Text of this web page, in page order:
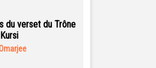
du verset du Trône